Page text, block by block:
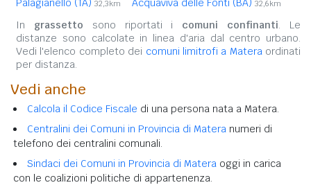
Palagianello (TA) 32,3km Acquaviva delle Fonti (BA) 32,6km
In grassetto sono riportati i comuni confinanti. Le
distanze sono calcolate in linea d'aria dal centro urbano.
Vedi l'elenco completo dei comuni limitrofi a Materaordinati
per distanza.
Vedi anche
Calcola il Codice Fiscale di una persona nata a Matera.
Centralini dei Comuni in Provincia di Matera numeri di
telefono dei centralini comunali.
Sindaci dei Comuni in Provincia di Matera oggi in carica
con le coalizioni politiche di appartenenza.